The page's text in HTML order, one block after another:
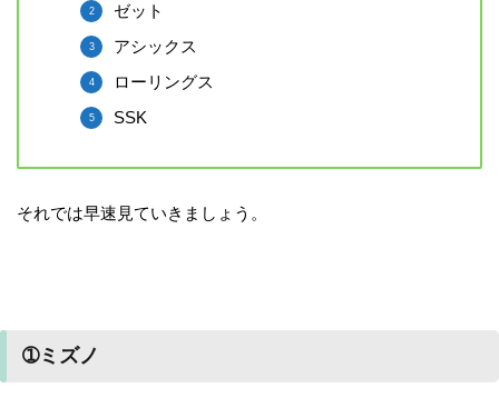
ゼット
アシックス
ローリングス
SSK
それでは早速見ていきましょう。
➀ミズノ